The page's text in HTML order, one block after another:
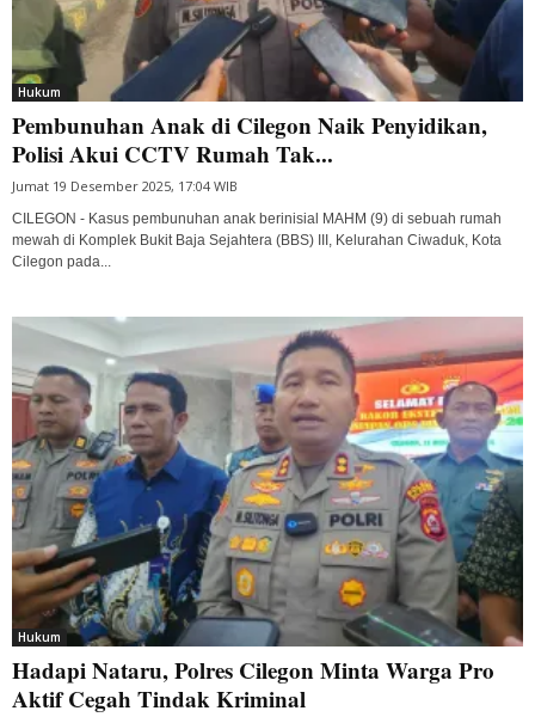
Hukum
Pembunuhan Anak di Cilegon Naik Penyidikan,
Polisi Akui CCTV Rumah Tak...
Jumat 19 Desember 2025, 17:04 WIB
CILEGON - Kasus pembunuhan anak berinisial MAHM (9) di sebuah rumah
mewah di Komplek Bukit Baja Sejahtera (BBS) III, Kelurahan Ciwaduk, Kota
Cilegon pada...
Hukum
Hadapi Nataru, Polres Cilegon Minta Warga Pro
Aktif Cegah Tindak Kriminal